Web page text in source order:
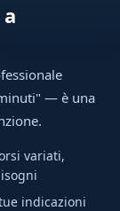
— è una
variati,
indicazioni